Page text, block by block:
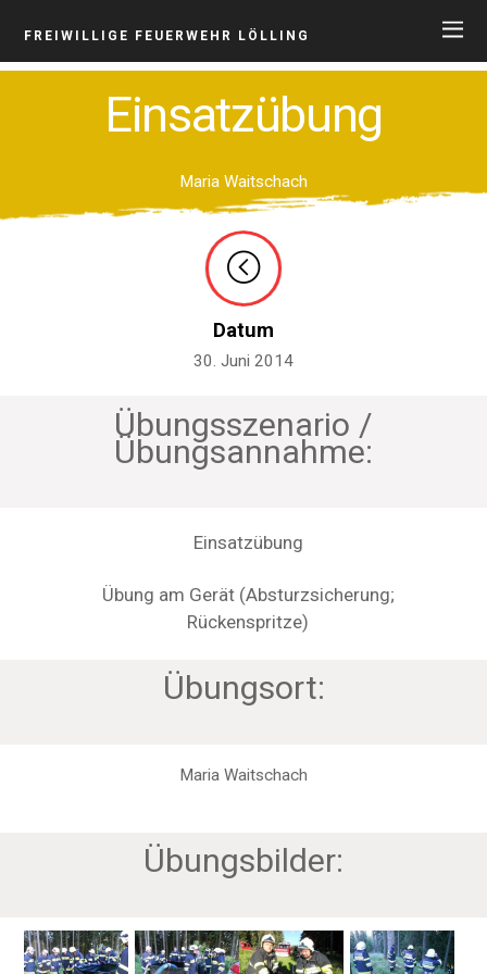
FREIWILLIGE FEUERWEHR LÖLLING
Einsatzübung
Maria Waitschach
Datum
30. Juni 2014
Übungsszenario /
Übungsannahme:
Einsatzübung
Übung am Gerät (Absturzsicherung;
Rückenspritze)
Übungsort:
Maria Waitschach
Übungsbilder: